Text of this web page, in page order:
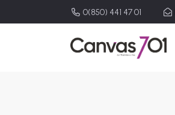
0(850) 441 47 01